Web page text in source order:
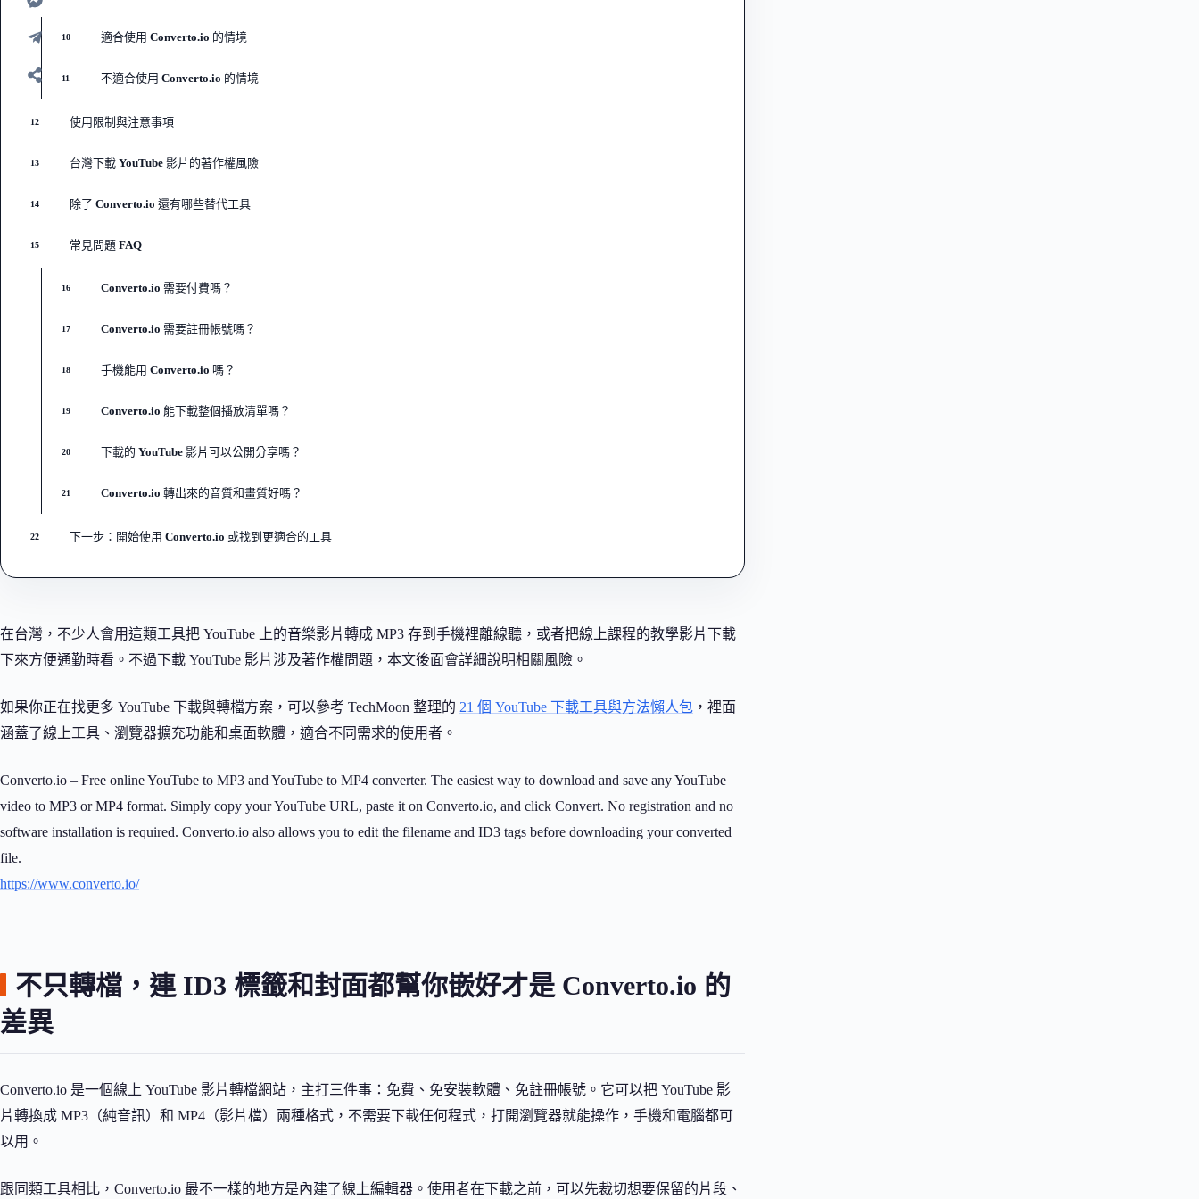
10 適合使用 Converto.io 的情境
11 不適合使用 Converto.io 的情境
12 使用限制與注意事項
13 台灣下載 YouTube 影片的著作權風險
14 除了 Converto.io 還有哪些替代工具
15 常見問題 FAQ
16 Converto.io 需要付費嗎？
17 Converto.io 需要註冊帳號嗎？
18 手機能用 Converto.io 嗎？
19 Converto.io 能下載整個播放清單嗎？
20 下載的 YouTube 影片可以公開分享嗎？
21 Converto.io 轉出來的音質和畫質好嗎？
22 下一步：開始使用 Converto.io 或找到更適合的工具
在台灣，不少人會用這類工具把 YouTube 上的音樂影片轉成 MP3 存到手機裡離線聽，或者把線上課程的教學影片下載
下來方便通勤時看。不過下載 YouTube 影片涉及著作權問題，本文後面會詳細說明相關風險。
如果你正在找更多 YouTube 下載與轉檔方案，可以參考 TechMoon 整理的 21 個 YouTube 下載工具與方法懶人包 ，裡面
涵蓋了線上工具、瀏覽器擴充功能和桌面軟體，適合不同需求的使用者。
Converto.io – Free online YouTube to MP3 and YouTube to MP4 converter. The easiest way to download and save any YouTube
video to MP3 or MP4 format. Simply copy your YouTube URL, paste it on Converto.io, and click Convert. No registration and no
software installation is required. Converto.io also allows you to edit the filename and ID3 tags before downloading your converted
file.
https://www.converto.io/
不只轉檔，連 ID3 標籤和封面都幫你嵌好才是 Converto.io 的
差異
Converto.io 是一個線上 YouTube 影片轉檔網站，主打三件事：免費、免安裝軟體、免註冊帳號。它可以把 YouTube 影
片轉換成 MP3（純音訊）和 MP4（影片檔）兩種格式，不需要下載任何程式，打開瀏覽器就能操作，手機和電腦都可
以用。
跟同類工具相比，Converto.io 最不一樣的地方是內建了線上編輯器。使用者在下載之前，可以先裁切想要保留的片段、